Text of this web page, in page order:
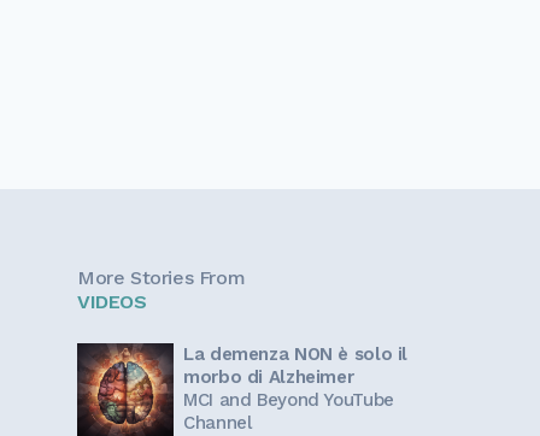
More Stories From
VIDEOS
La demenza NON è solo il
morbo di Alzheimer
MCI and Beyond YouTube
Channel